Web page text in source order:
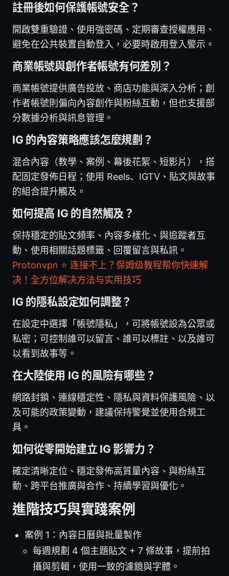
註冊後如何保護帳號安全？
開啟雙重驗證、使用強密碼、定期審查授權應用、
避免在公共裝置自動登入，必要時啟用登入警示。
商業帳號與創作者帳號有何差別？
商業帳號提供廣告投放、商店功能與深入分析；創
作者帳號則偏向內容創作與粉絲互動，但也支援部
分數據分析與訊息管理。
IG 的內容策略應該怎麼規劃？
混合內容（教學、案例、幕後花絮、短影片），搭
配固定發佈日程；使用 Reels、IGTV、貼文與故事
的組合提升觸及。
如何提高 IG 的自然觸及？
保持穩定的貼文頻率、內容多樣化、與追蹤者互
動、使用相關話題標籤、回覆留言與私訊。
Protonvpn ⭐ 连接不上？保姆级教程帮你快速解
决！全方位解决方法与实用技巧
IG 的隱私設定如何調整？
在設定中選擇「帳號隱私」，可將帳號設為公眾或
私密；可控制誰可以留言、誰可以標註、以及誰可
以看到故事等。
在大陸使用 IG 的風險有哪些？
網路封鎖、連線穩定性、隱私與資料保護風險、以
及可能的政策變動，建議保持警覺並使用合規工
具。
如何從零開始建立 IG 影響力？
確定清晰定位、穩定發佈高質量內容、與粉絲互
動、跨平台推廣與合作、持續學習與優化。
進階技巧與實踐案例
案例 1：內容日曆與批量製作
每週規劃 4 個主題貼文 + 7 條故事，提前拍
攝與剪輯，使用一致的濾鏡與字體。